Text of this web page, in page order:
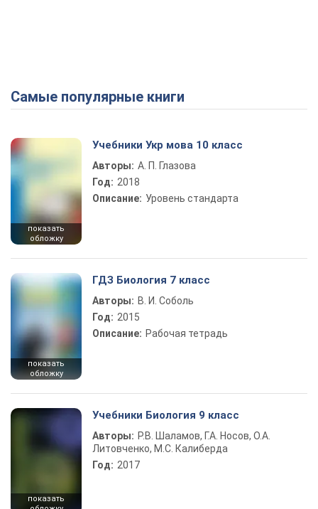
Самые популярные книги
показать
обложку
Учебники Укр мова 10 класс
Авторы: А. П. Глазова
Год: 2018
Описание: Уровень стандарта
показать
обложку
ГДЗ Биология 7 класс
Авторы: В. И. Соболь
Год: 2015
Описание: Рабочая тетрадь
показать
Учебники Биология 9 класс
Авторы: Р.В. Шаламов, Г.А. Носов, О.А.
Литовченко, М.С. Калиберда
Год: 2017